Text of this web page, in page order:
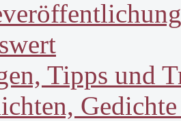
Tipps und